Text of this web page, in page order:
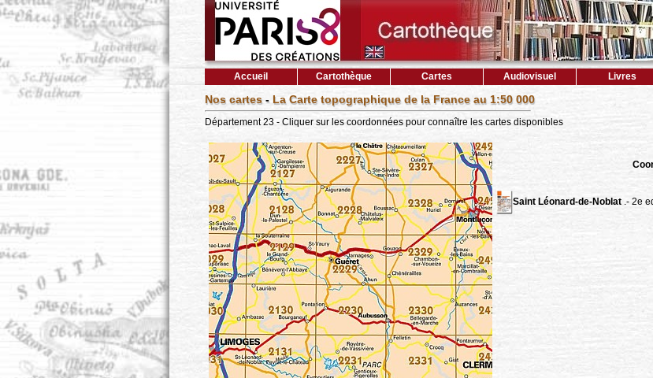
Accueil Cartothèque Cartes Audiovisuel Livres
Nos cartes- La Carte topographique de la France au 1:50 000
Département 23 - Cliquer sur les coordonnées pour connaître les cartes disponibles
Saint Léonard-de-Noblat.- 2e